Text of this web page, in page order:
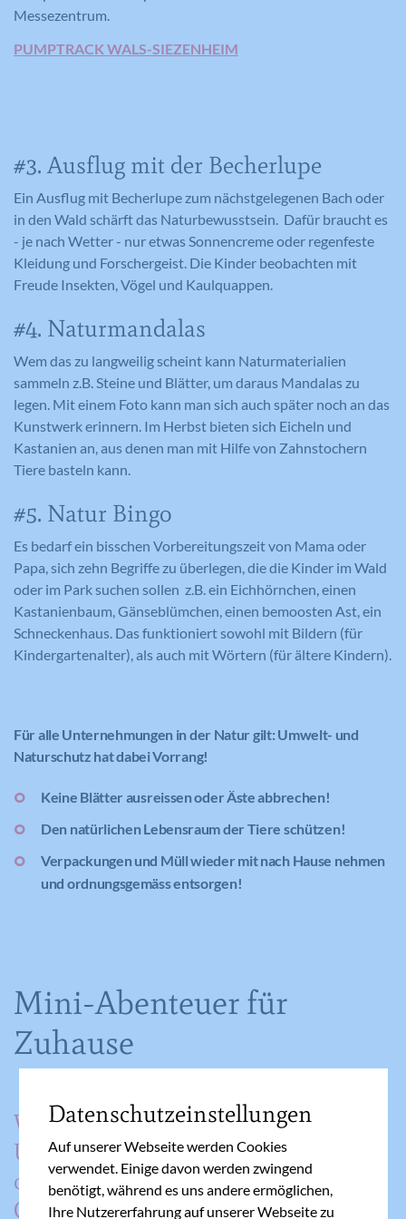
Messezentrum.
PUMPTRACK WALS-SIEZENHEIM
#3. Ausflug mit der Becherlupe
Ein Ausflug mit Becherlupe zum nächstgelegenen Bach oder
in den Wald schärft das Naturbewusstsein. Dafür braucht es
- je nach Wetter - nur etwas Sonnencreme oder regenfeste
Kleidung und Forschergeist. Die Kinder beobachten mit
Freude Insekten, Vögel und Kaulquappen.
#4. Naturmandalas
Wem das zu langweilig scheint kann Naturmaterialien
sammeln z.B. Steine und Blätter, um daraus Mandalas zu
legen. Mit einem Foto kann man sich auch später noch an das
Kunstwerk erinnern. Im Herbst bieten sich Eicheln und
Kastanien an, aus denen man mit Hilfe von Zahnstochern
Tiere basteln kann.
#5. Natur Bingo
Es bedarf ein bisschen Vorbereitungszeit von Mama oder
Papa, sich zehn Begriffe zu überlegen, die die Kinder im Wald
oder im Park suchen sollen z.B. ein Eichhörnchen, einen
Kastanienbaum, Gänseblümchen, einen bemoosten Ast, ein
Schneckenhaus. Das funktioniert sowohl mit Bildern (für
Kindergartenalter), als auch mit Wörtern (für ältere Kindern).
Für alle Unternehmungen in der Natur gilt: Umwelt- und
Naturschutz hat dabei Vorrang!
Keine Blätter ausreissen oder Äste abbrechen!
Den natürlichen Lebensraum der Tiere schützen!
Verpackungen und Müll wieder mit nach Hause nehmen
und ordnungsgemäss entsorgen!
Mini-Abenteuer für
Zuhause
Wie wäre es mit einer
Übernachtung am Balkon
oder im Zelt im eigenen
Garten?
Datenschutzeinstellungen
Auf unserer Webseite werden Cookies
verwendet. Einige davon werden zwingend
benötigt, während es uns andere ermöglichen,
Ihre Nutzererfahrung auf unserer Webseite zu